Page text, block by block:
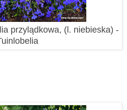
przylądkowa, (l. niebieska) -